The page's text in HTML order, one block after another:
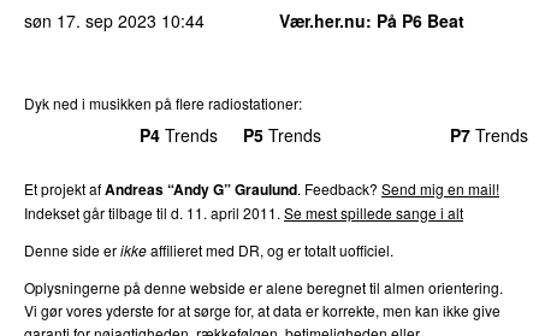
søn 17. sep 2023 10:44 Vær.her.nu: På P6 Beat
Dyk ned i musikken på flere radiostationer:
P4 Trends P5 Trends P7 Trends
Et projekt afAndreas “Andy G” Graulund. Feedback? Send mig en mail!
Indekset går tilbage til d. 11. april 2011. Se mest spillede sange i alt
Denne side erikkeaffilieret med DR, og er totalt uofficiel.
Oplysningerne på denne webside er alene beregnet til almen orientering.
Vi gør vores yderste for at sørge for, at data er korrekte, men kan ikke give